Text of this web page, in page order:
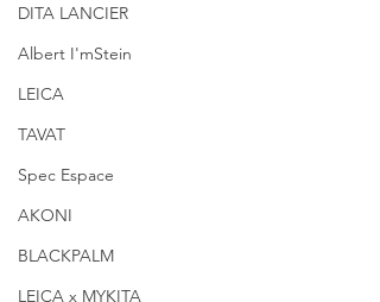
DITA LANCIER
Albert I'mStein
LEICA
TAVAT
Spec Espace
AKONI
BLACKPALM
LEICA x MYKITA